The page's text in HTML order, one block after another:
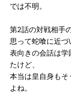
では不明。
第2話の対戦相手
思って蛇喰に近づ
表向きの会話は学
たけど、
本当は皇自身も
よね。